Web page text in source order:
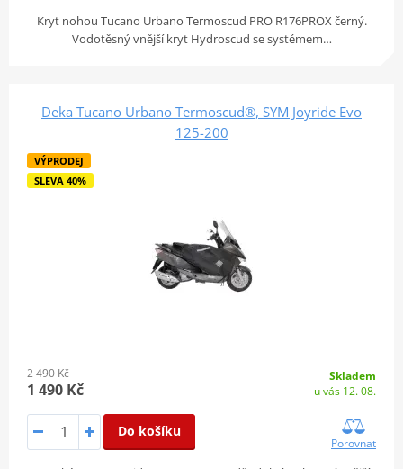
Kryt nohou Tucano Urbano Termoscud PRO R176PROX černý.
Vodotěsný vnější kryt Hydroscud se systémem…
Deka Tucano Urbano Termoscud®, SYM Joyride Evo
125-200
VÝPRODEJ
SLEVA 40%
2 490 Kč
1 490 Kč
Skladem
u vás 12. 08.
Do košíku
Porovnat